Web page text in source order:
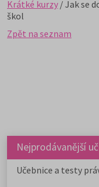
Krátké kurzy / Jak se
škol
Zpět na seznam
Nejprodávanější
Učebnice a testy